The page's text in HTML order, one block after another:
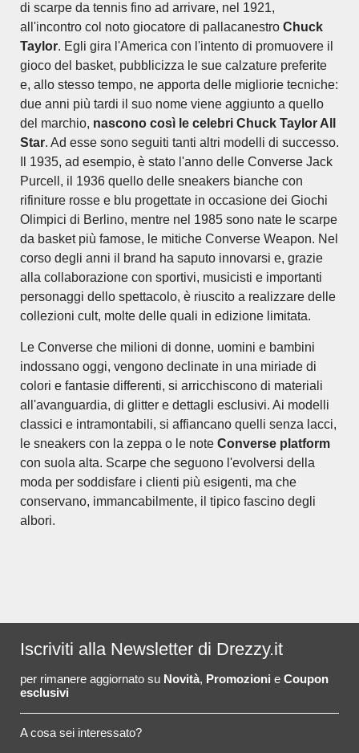
di scarpe da tennis fino ad arrivare, nel 1921,
all'incontro col noto giocatore di pallacanestro Chuck
Taylor. Egli gira l'America con l'intento di promuovere il
gioco del basket, pubblicizza le sue calzature preferite
e, allo stesso tempo, ne apporta delle migliorie tecniche:
due anni più tardi il suo nome viene aggiunto a quello
del marchio, nascono così le celebri Chuck Taylor All
Star. Ad esse sono seguiti tanti altri modelli di successo.
Il 1935, ad esempio, è stato l'anno delle Converse Jack
Purcell, il 1936 quello delle sneakers bianche con
rifiniture rosse e blu progettate in occasione dei Giochi
Olimpici di Berlino, mentre nel 1985 sono nate le scarpe
da basket più famose, le mitiche Converse Weapon. Nel
corso degli anni il brand ha saputo innovarsi e, grazie
alla collaborazione con sportivi, musicisti e importanti
personaggi dello spettacolo, è riuscito a realizzare delle
collezioni cult, molte delle quali in edizione limitata.
Le Converse che milioni di donne, uomini e bambini
indossano oggi, vengono declinate in una miriade di
colori e fantasie differenti, si arricchiscono di materiali
all'avanguardia, di glitter e dettagli esclusivi. Ai modelli
classici e intramontabili, si affiancano quelli senza lacci,
le sneakers con la zeppa o le note Converse platform
con suola alta. Scarpe che seguono l'evolversi della
moda per soddisfare i clienti più esigenti, ma che
conservano, immancabilmente, il tipico fascino degli
albori.
Iscriviti alla Newsletter di Drezzy.it
per rimanere aggiornato su Novità, Promozioni e Coupon
esclusivi
A cosa sei interessato?